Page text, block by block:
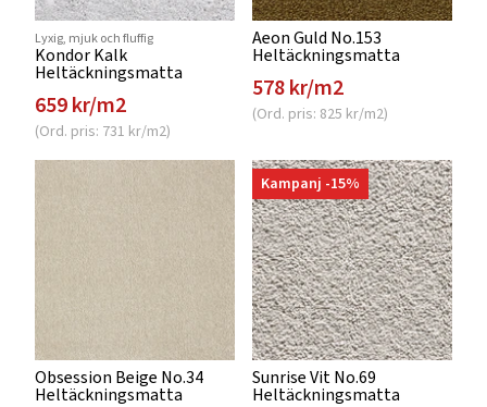
Lyxig, mjuk och fluffig
Kondor Kalk
Heltäckningsmatta
659 kr/m2
(Ord. pris: 731 kr/m2)
Aeon Guld No.153
Heltäckningsmatta
578 kr/m2
(Ord. pris: 825 kr/m2)
Obsession Beige No.34
Heltäckningsmatta
Kampanj -15%
Sunrise Vit No.69
Heltäckningsmatta